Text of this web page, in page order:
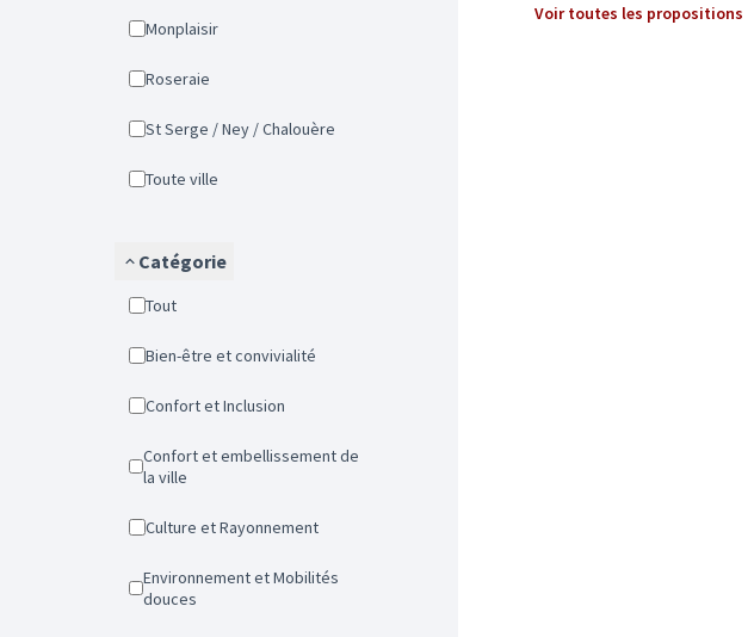
Monplaisir
Roseraie
St Serge / Ney / Chalouère
Toute ville
Catégorie
Tout
Bien-être et convivialité
Confort et Inclusion
Confort et embellissement de
la ville
Culture et Rayonnement
Environnement et Mobilités
douces
Voir toutes les propositions